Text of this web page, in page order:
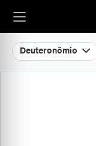
Deuteronômio